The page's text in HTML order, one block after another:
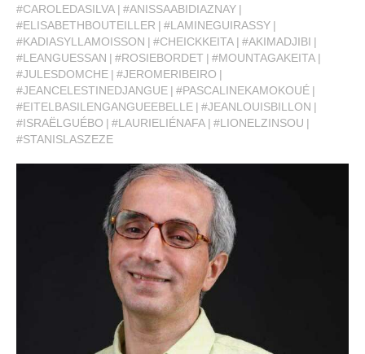
#CAROLEDASILVA
#ANISSAABIDIAZNAY
#ELISABETHBOUTEILLER
#LAMINEGUIRASSY
#KADIASYLLAMOISSON
#CHEICKKEITA
#AKIMADJIBI
#LEANGUESSAN
#ROSIEBORDET
#MOUNTAGAKEITA
#JULESDOMCHE
#JEROMERIBEIRO
#JEANCELESTINEDJANGUE
#PASCALINEKAMOKOUÉ
#EITELBASILENGANGUEEBELLE
#JEANLOUISBILLON
#ISRAËLGUÉBO
#LAURIELIÉNAFA
#LIONELZINSOU
#STANISLASZEZE